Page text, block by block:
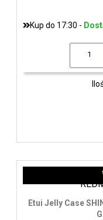
Kup do 17:30 -
Etui Jelly Case